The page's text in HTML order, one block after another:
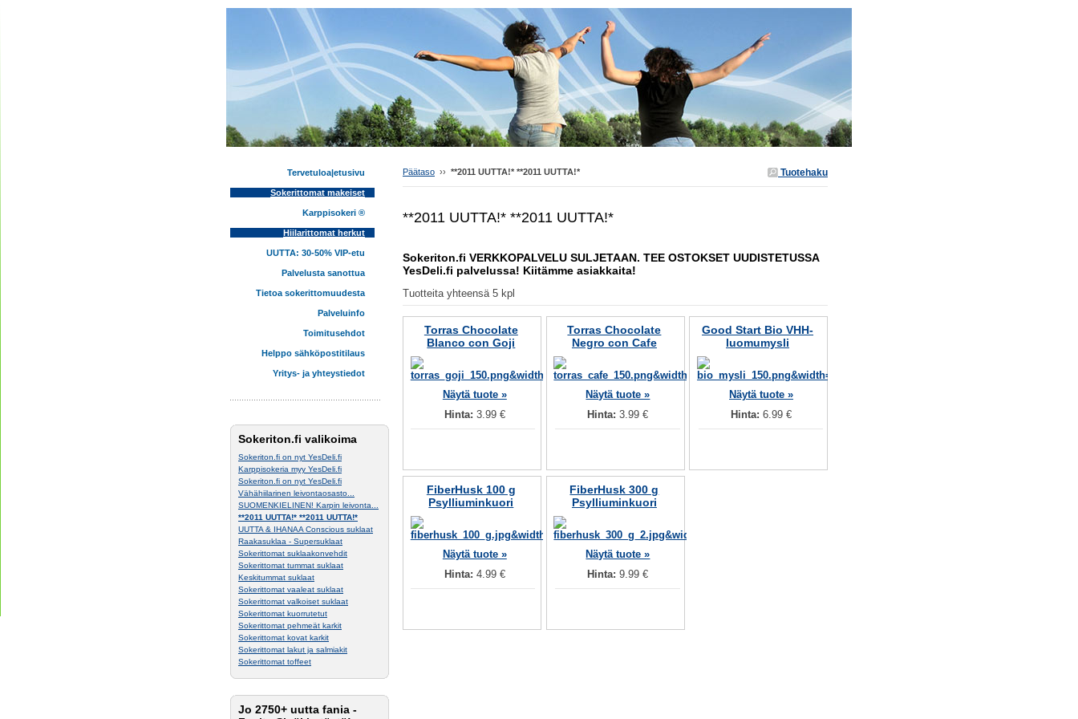
Tervetuloa|etusivu
Sokerittomat makeiset
Karppisokeri ®
Hiilarittomat herkut
UUTTA: 30-50% VIP-etu
Palvelusta sanottua
Tietoa sokerittomuudesta
Palveluinfo
Toimitusehdot
Helppo sähköpostitilaus
Yritys- ja yhteystiedot
Sokeriton.fi valikoima
Sokeriton.fi on nyt YesDeli.fi
Karppisokeria myy YesDeli.fi
Sokeriton.fi on nyt YesDeli.fi
Vähähiilarinen leivontaosasto...
SUOMENKIELINEN! Karpin leivonta...
**2011 UUTTA!* **2011 UUTTA!*
UUTTA & IHANAA Conscious suklaat
Raakasuklaa - Supersuklaat
Sokerittomat suklaakonvehdit
Sokerittomat tummat suklaat
Keskitummat suklaat
Sokerittomat vaaleat suklaat
Sokerittomat valkoiset suklaat
Sokerittomat kuorrutetut
Sokerittomat pehmeät karkit
Sokerittomat kovat karkit
Sokerittomat lakut ja salmiakit
Sokerittomat toffeet
Jo 2750+ uutta fania -
Tuotehaku
Päätaso ›› **2011 UUTTA!* **2011 UUTTA!*
**2011 UUTTA!* **2011 UUTTA!*
Sokeriton.fi VERKKOPALVELU SULJETAAN. TEE OSTOKSET UUDISTETUSSA
YesDeli.fi palvelussa! Kiitämme asiakkaita!
Tuotteita yhteensä 5 kpl
Torras Chocolate
Blanco con Goji
Näytä tuote »
Hinta: 3.99 €
Torras Chocolate
Negro con Cafe
Näytä tuote »
Hinta:3.99 €
Good Start Bio VHH-
luomumysli
Näytä tuote »
Hinta:6.99 €
FiberHusk 100 g
Psylliuminkuori
Näytä tuote »
Hinta: 4.99 €
FiberHusk 300 g
Psylliuminkuori
Näytä tuote »
Hinta:9.99 €